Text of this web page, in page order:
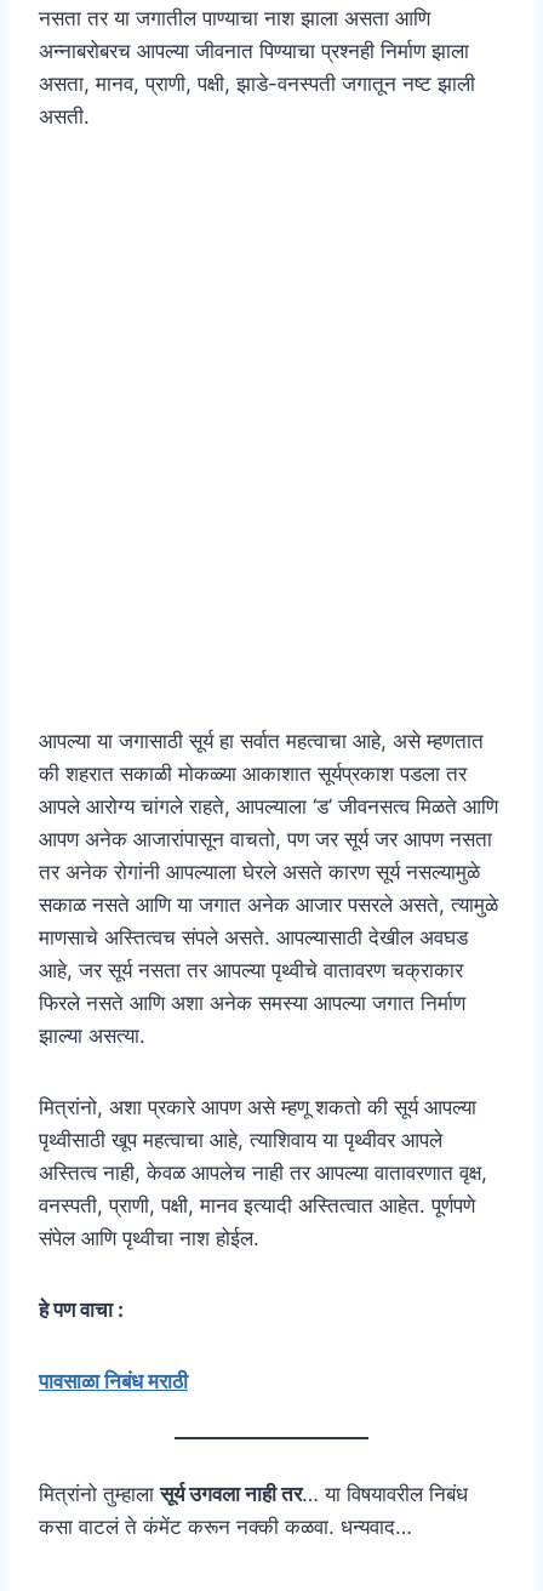
नसता तर या जगातील पाण्याचा नाश झाला असता आणि
अन्नाबरोबरच आपल्या जीवनात पिण्याचा प्रश्नही निर्माण झाला
असता, मानव, प्राणी, पक्षी, झाडे-वनस्पती जगातून नष्ट झाली
असती.
आपल्या या जगासाठी सूर्य हा सर्वात महत्वाचा आहे, असे म्हणतात
की शहरात सकाळी मोकळ्या आकाशात सूर्यप्रकाश पडला तर
आपले आरोग्य चांगले राहते, आपल्याला ‘ड’ जीवनसत्व मिळते आणि
आपण अनेक आजारांपासून वाचतो, पण जर सूर्य जर आपण नसता
तर अनेक रोगांनी आपल्याला घेरले असते कारण सूर्य नसल्यामुळे
सकाळ नसते आणि या जगात अनेक आजार पसरले असते, त्यामुळे
माणसाचे अस्तित्वच संपले असते. आपल्यासाठी देखील अवघड
आहे, जर सूर्य नसता तर आपल्या पृथ्वीचे वातावरण चक्राकार
फिरले नसते आणि अशा अनेक समस्या आपल्या जगात निर्माण
झाल्या असत्या.
मित्रांनो, अशा प्रकारे आपण असे म्हणू शकतो की सूर्य आपल्या
पृथ्वीसाठी खूप महत्वाचा आहे, त्याशिवाय या पृथ्वीवर आपले
अस्तित्व नाही, केवळ आपलेच नाही तर आपल्या वातावरणात वृक्ष,
वनस्पती, प्राणी, पक्षी, मानव इत्यादी अस्तित्वात आहेत. पूर्णपणे
संपेल आणि पृथ्वीचा नाश होईल.
हे पण वाचा :
पावसाळा निबंध मराठी
मित्रांनो तुम्हालासूर्य उगवला नाही तर… या विषयावरील निबंध
कसा वाटलं ते कंमेंट करून नक्की कळवा. धन्यवाद…